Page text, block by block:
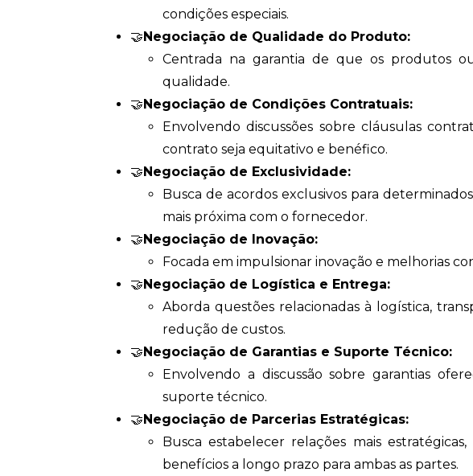
condições especiais.
🤝Negociação de Qualidade do Produto:
Centrada na garantia de que os produtos
qualidade.
🤝Negociação de Condições Contratuais:
Envolvendo discussões sobre cláusulas
contrato seja equitativo e benéfico.
🤝Negociação de Exclusividade:
Busca de acordos exclusivos para
mais próxima com o fornecedor.
🤝Negociação de Inovação:
Focada em impulsionar inovação e melhorias
🤝Negociação de Logística e Entrega:
Aborda questões relacionadas à logística,
redução de custos.
🤝Negociação de Garantias e Suporte Técnico:
Envolvendo a discussão sobre garantias
suporte técnico.
🤝Negociação de Parcerias Estratégicas:
Busca estabelecer relações mais
benefícios a longo prazo para ambas as partes.